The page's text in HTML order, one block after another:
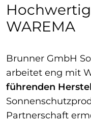
WAREMA
Brunner GmbH
arbeitet eng mit
führenden
Partnerschaft